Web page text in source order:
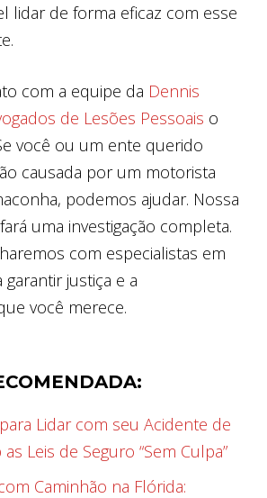
lidar de forma eficaz com esse
com a equipe da Dennis
de Lesões Pessoais o
você ou um ente querido
causada por um motorista
podemos ajudar. Nossa
fará uma investigação completa.
com especialistas em
justiça e a
você merece.
Lidar com seu Acidente de
Leis de Seguro “Sem Culpa”
Caminhão na Flórida: